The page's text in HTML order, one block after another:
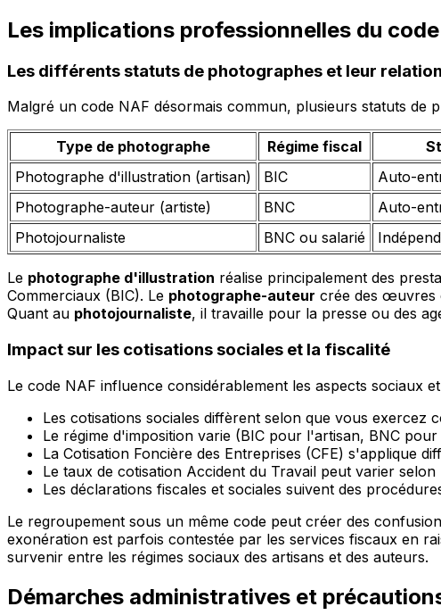
Les implications professionnelles du
Les différents statuts de photographes et leur
Malgré un code NAF désormais commun, plusieurs statuts de
Type de photographe Régime fiscal
Photographe d'illustration (artisan)
BIC Auto-
Photographe-auteur (artiste)
BNC Auto-
Photojournaliste
BNC ou salarié
Le photographe d'illustration réalise principalement des
Commerciaux (BIC). Le photographe-auteur crée des œuvres
Quant au photojournaliste, il travaille pour la presse ou des
Impact sur les cotisations sociales et la fiscalité
Le code NAF influence considérablement les aspects sociaux
Les cotisations sociales diffèrent selon que vous exercez
Le régime d'imposition varie (BIC pour l'artisan, BNC
La Cotisation Foncière des Entreprises (CFE) s'applique
Le taux de cotisation Accident du Travail peut varier
Les déclarations fiscales et sociales suivent des
Le regroupement sous un même code peut créer des
exonération est parfois contestée par les services fiscaux en
survenir entre les régimes sociaux des artisans et des auteurs.
Démarches administratives et